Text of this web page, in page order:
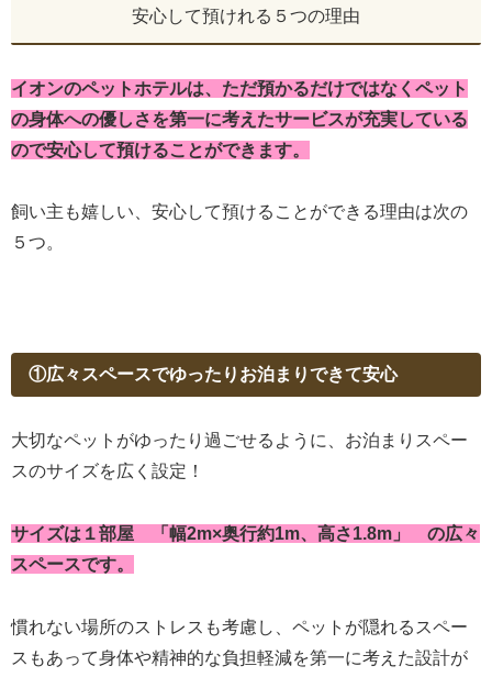
安心して預けれる５つの理由
イオンのペットホテルは、ただ預かるだけではなくペット
の身体への優しさを第一に考えたサービスが充実している
ので安心して預けることができます。
飼い主も嬉しい、安心して預けることができる理由は次の
５つ。
①広々スペースでゆったりお泊まりできて安心
大切なペットがゆったり過ごせるように、お泊まりスペー
スのサイズを広く設定！
サイズは１部屋 「幅2m×奥行約1m、高さ1.8m」 の広々
スペースです。
慣れない場所のストレスも考慮し、ペットが隠れるスペー
スもあって身体や精神的な負担軽減を第一に考えた設計が